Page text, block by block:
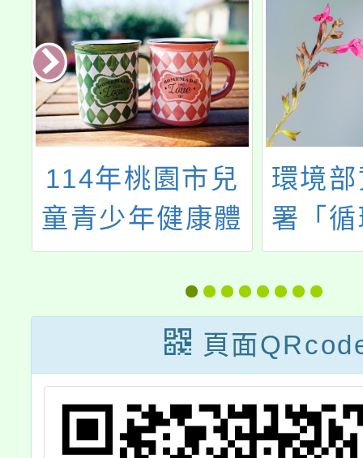
114年桃園市兒
童青少年健康體
位管理活動
環境
署「
中心
頁面